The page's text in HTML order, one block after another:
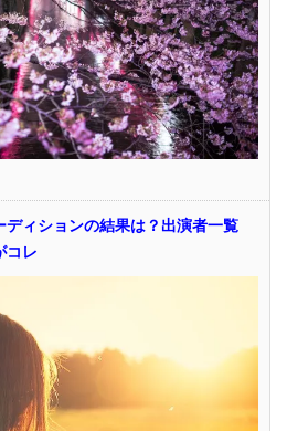
ディションの結果は？出演者一覧
コレ